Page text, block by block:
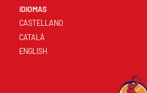
IDIOMAS
CASTELLANO
CATALÀ
ENGLISH